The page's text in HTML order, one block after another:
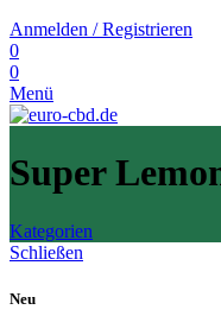
Anmelden / Registrieren
0
0
Menü
Super
Kategorien
Schließen
Neu